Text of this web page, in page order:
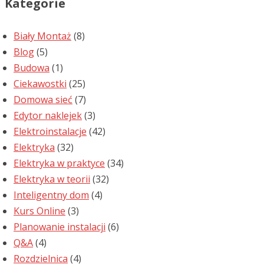
Biały Montaż (8)
Blog(5)
Budowa (1)
Ciekawostki (25)
Domowa sieć (7)
Edytor naklejek(3)
Elektroinstalacje (42)
Elektryka (32)
Elektryka w praktyce (34)
Elektryka w teorii (32)
Inteligentny dom (4)
Kurs Online (3)
Planowanie instalacji (6)
Q&A(4)
Rozdzielnica (4)